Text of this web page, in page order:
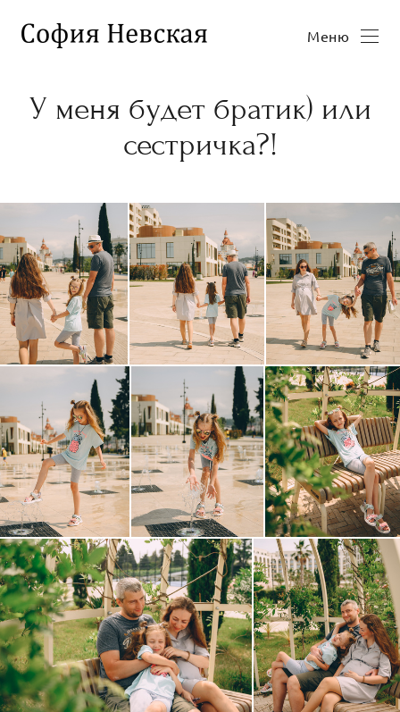
Меню
У меня будет братик) или
сестричка?!